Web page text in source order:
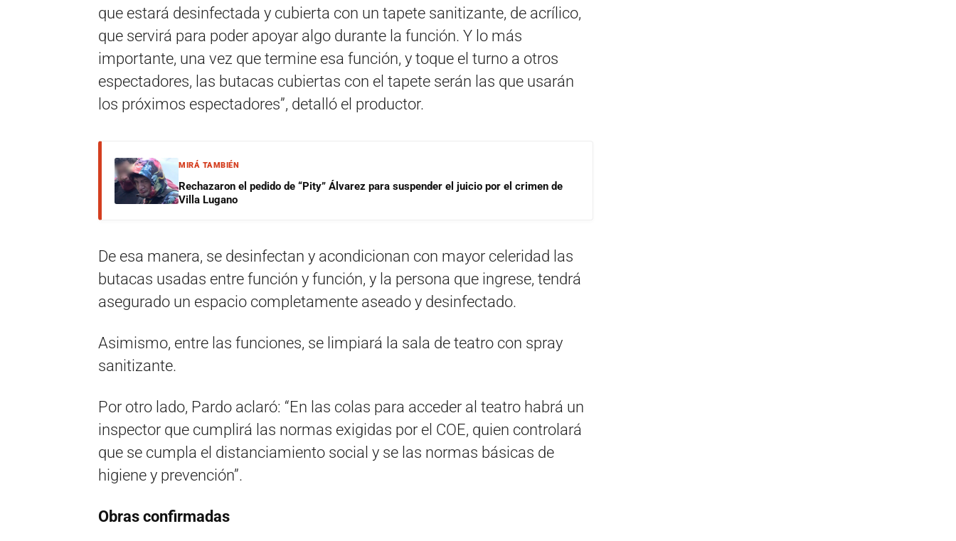
que estará desinfectada y cubierta con un tapete sanitizante, de acrílico,
que servirá para poder apoyar algo durante la función. Y lo más
importante, una vez que termine esa función, y toque el turno a otros
espectadores, las butacas cubiertas con el tapete serán las que usarán
los próximos espectadores”, detalló el productor.
MIRÁ TAMBIÉN
Rechazaron el pedido de “Pity” Álvarez para suspender el juicio por el crimen de
Villa Lugano
De esa manera, se desinfectan y acondicionan con mayor celeridad las
butacas usadas entre función y función, y la persona que ingrese, tendrá
asegurado un espacio completamente aseado y desinfectado.
Asimismo, entre las funciones, se limpiará la sala de teatro con spray
sanitizante.
Por otro lado, Pardo aclaró: “En las colas para acceder al teatro habrá un
inspector que cumplirá las normas exigidas por el COE, quien controlará
que se cumpla el distanciamiento social y se las normas básicas de
higiene y prevención”.
Obras confirmadas